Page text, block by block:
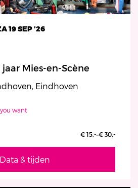
19 SEP ’26
Mies-en-Scène
Eindhoven
want
€ 15,-–€ 30,-
Data & tijden